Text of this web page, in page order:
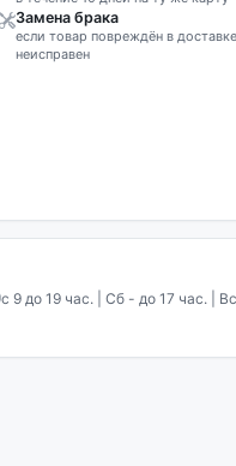
Замена брака
если товар повреждён в
неисправен
с 9 до 19 час. | Сб - до 17 час. |